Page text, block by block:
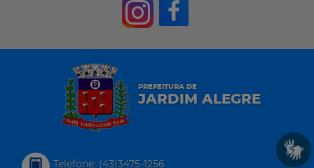
PREFEITURA DE
JARDIM ALEGRE
Telefone: (43)3475-1256